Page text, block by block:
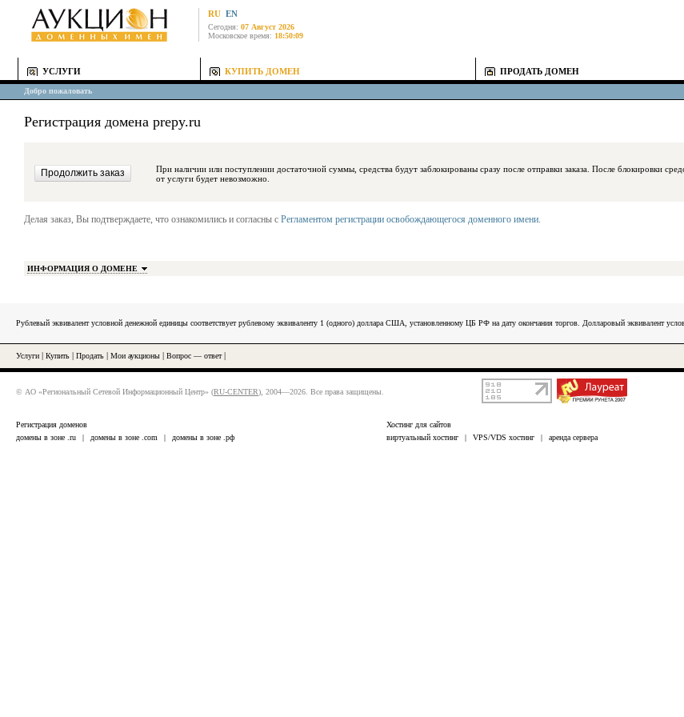
RU EN
Сегодня: 07 Август 2026
Московское время: 18:50:09
УСЛУГИ КУПИТЬ ДОМЕН ПРОДАТЬ ДОМЕН
Добро пожаловать
Регистрация домена prepy.ru
При наличии или поступлении достаточной суммы, средства будут заблокированы сразу после отправки заказа. После блокировки средств отказаться
от услуги будет невозможно.
Делая заказ, Вы подтверждаете, что ознакомились и согласны с Регламентом регистрации освобождающегося доменного имени.
ИНФОРМАЦИЯ О ДОМЕНЕ
Рублевый эквивалент условной денежной единицы соответствует рублевому эквиваленту 1 (одного) доллара США, установленному ЦБ РФ на дату окончания торгов. Долларовый эквивалент
Услуги Купить Продать Мои аукционы Вопрос — ответ|
© АО «Региональный Сетевой Информационный Центр» (RU-CENTER), 2004—2026. Все права защищены.
Регистрация доменов
домены в зоне .ru
| домены в зоне .com | домены в зоне .рф
Хостинг для сайтов
виртуальный хостинг
| VPS/VDS хостинг | аренда сервера